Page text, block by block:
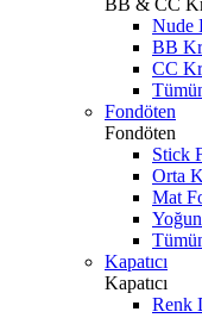
BB & CC
Nude
BB
CC
Fondöten
Fondöten
Stick
Orta
Mat
Kapatıcı
Kapatıcı
Renk